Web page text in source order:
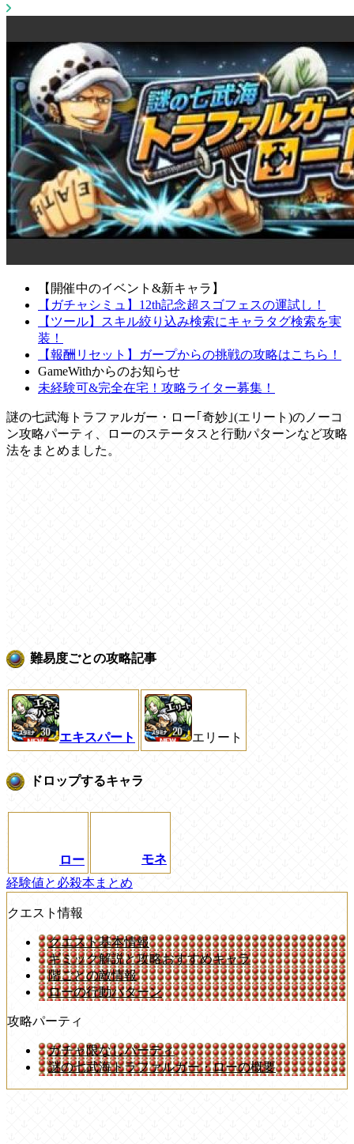
【開催中のイベント&新キャラ】
【ガチャシミュ】12th記念超スゴフェスの運試し！
【ツール】スキル絞り込み検索にキャラタグ検索を実
装！
【報酬リセット】ガープからの挑戦の攻略はこちら！
GameWithからのお知らせ
未経験可&完全在宅！攻略ライター募集！
謎の七武海トラファルガー・ロー｢奇妙｣(エリート)のノーコ
ン攻略パーティ、ローのステータスと行動パターンなど攻略
法をまとめました。
難易度ごとの攻略記事
エキスパート エリート
ドロップするキャラ
ロー
モネ
経験値と必殺本まとめ
クエスト情報
クエスト基本情報
ギミック解説と攻略おすすめキャラ
階ごとの敵情報
ローの行動パターン
攻略パーティ
ガチャ限なしパーティ
謎の七武海トラファルガー・ローの概要